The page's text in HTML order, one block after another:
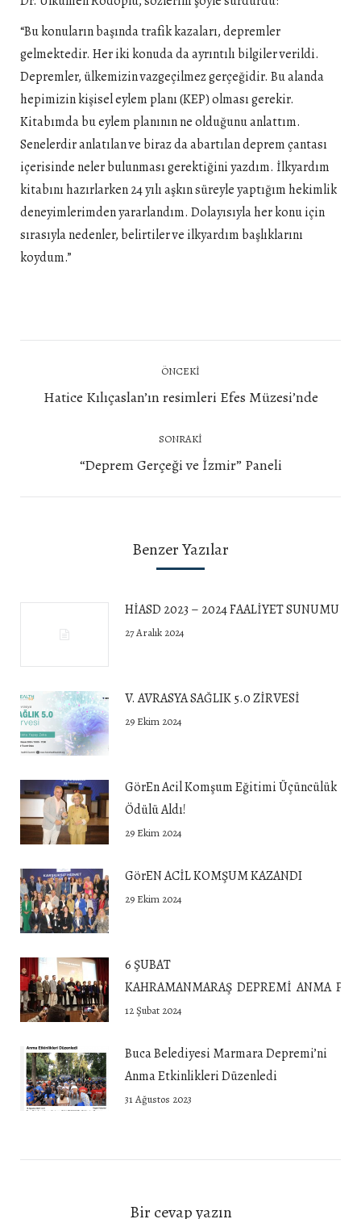
“Bu konuların başında trafik kazaları, depremler
gelmektedir. Her iki konuda da ayrıntılı bilgiler verildi.
Depremler, ülkemizin vazgeçilmez gerçeğidir. Bu alanda
hepimizin kişisel eylem planı (KEP) olması gerekir.
Kitabımda bu eylem planının ne olduğunu anlattım.
Senelerdir anlatılan ve biraz da abartılan deprem çantası
içerisinde neler bulunması gerektiğini yazdım. İlkyardım
kitabını hazırlarken 24 yılı aşkın süreyle yaptığım hekimlik
deneyimlerimden yararlandım. Dolayısıyla her konu için
sırasıyla nedenler, belirtiler ve ilkyardım başlıklarını
koydum.”
ÖNCEKI
Önceki
Hatice Kılıçaslan’ın resimleri Efes Müzesi’nde
SONRAKI
Next
“Deprem Gerçeği ve İzmir” Paneli
Benzer Yazılar
HİASD 2023 – 2024 FAALİYET SUNUMU
27 Aralık 2024
V. AVRASYA SAĞLIK 5.0 ZİRVESİ
29 Ekim 2024
GörEn Acil Komşum Eğitimi Üçüncülük
Ödülü Aldı!
29 Ekim 2024
GörEN ACİL KOMŞUM KAZANDI
29 Ekim 2024
6 ŞUBAT
KAHRAMANMARAŞ DEPREMİ ANMA
12 Şubat 2024
Buca Belediyesi Marmara Depremi’ni
Anma Etkinlikleri Düzenledi
31 Ağustos 2023
Bir cevap yazın